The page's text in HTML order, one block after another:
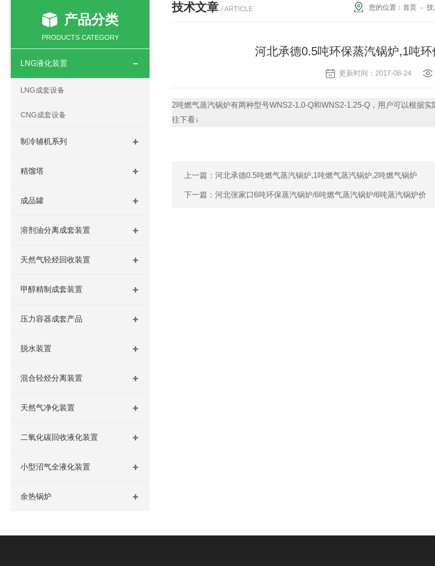
产品分类
PRODUCTS CATEGORY
LNG液化装置
LNG成套设备
CNG成套设备
制冷辅机系列
精馏塔
成品罐
溶剂油分离成套装置
天然气轻烃回收装置
甲醇精制成套装置
压力容器成套产品
脱水装置
混合轻烃分离装置
天然气净化装置
二氧化碳回收液化装置
小型沼气全液化装置
余热锅炉
技术文章 / ARTICLE 您的位置： 首页 - 技
河北承德0.5吨环保蒸汽锅炉,1吨
更新时间：2017-08-24
2吨燃气蒸汽锅炉有两种型号WNS2-1.0-Q和WNS2-1.25-Q，用户可以根据
往下看↓
上一篇： 河北承德0.5吨燃气蒸汽锅炉,1吨燃气蒸汽锅炉,2吨燃气锅炉
下一篇： 河北张家口6吨环保蒸汽锅炉/6吨燃气蒸汽锅炉/6吨蒸汽锅炉价